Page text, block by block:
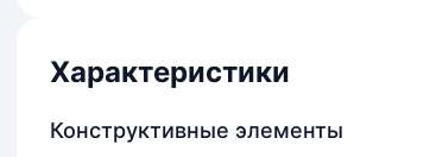
Характеристики
Конструктивные элементы